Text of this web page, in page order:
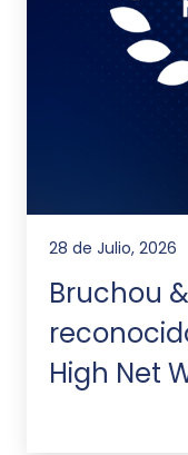
28 de Julio, 2026
Bruchou
High Net